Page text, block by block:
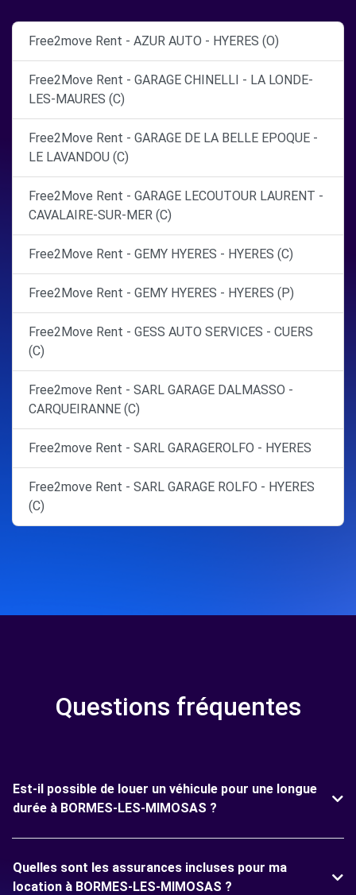
Free2move Rent - AZUR AUTO - HYERES (O)
Free2Move Rent - GARAGE CHINELLI - LA LONDE-
LES-MAURES (C)
Free2Move Rent - GARAGE DE LA BELLE EPOQUE -
LE LAVANDOU (C)
Free2Move Rent - GARAGE LECOUTOUR LAURENT -
CAVALAIRE-SUR-MER (C)
Free2Move Rent - GEMY HYERES - HYERES (C)
Free2Move Rent - GEMY HYERES - HYERES (P)
Free2Move Rent - GESS AUTO SERVICES - CUERS
(C)
Free2move Rent - SARL GARAGE DALMASSO -
CARQUEIRANNE (C)
Free2move Rent - SARL GARAGEROLFO - HYERES
Free2move Rent - SARL GARAGE ROLFO - HYERES
(C)
Questions fréquentes
Est-il possible de louer un véhicule pour une longue
durée à BORMES-LES-MIMOSAS ?
Quelles sont les assurances incluses pour ma
location à BORMES-LES-MIMOSAS ?